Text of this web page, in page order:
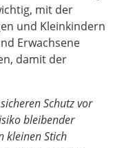
mit der
und Kleinkindern
Erwachsene
damit der
Schutz vor
bleibender
kleinen Stich